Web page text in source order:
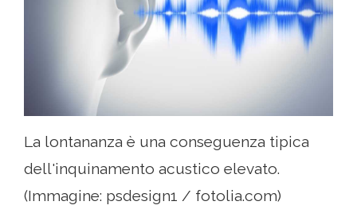
La lontananza è una conseguenza tipica
dell'inquinamento acustico elevato.
(Immagine: psdesign1 / fotolia.com)